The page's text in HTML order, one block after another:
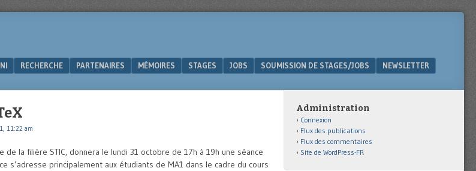
RECHERCHE PARTENAIRES MÉMOIRES STAGES JOBS SOUMISSION DE STAGES/JOBS
NEWSLETTER
11:22 am
de la filière STIC, donnera le lundi 31 octobre de 17h à 19h une séance
s’adresse principalement aux étudiants de MA1 dans le cadre du cours
Administration
Connexion
Flux des publications
Flux des commentaires
Site de WordPress-FR